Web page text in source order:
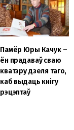
Памёр Юры Качук –
ён прадаваў сваю
кватэру дзеля таго,
каб выдаць кнігу
рэцэптаў